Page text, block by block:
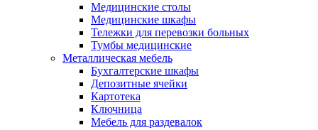
Медицинские столы
Медицинские шкафы
Тележки для перевозки больных
Тумбы медицинские
Металлическая мебель
Бухгалтерские шкафы
Депозитные ячейки
Картотека
Ключница
Мебель для раздевалок